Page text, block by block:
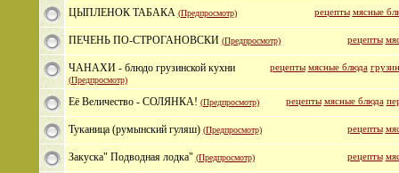
рецепты мясные
ЦЫПЛЕНОК ТАБАКА (Предпросмотр)
рецепты
ПЕЧЕНЬ ПО-СТРОГАНОВСКИ (Предпросмотр)
рецепты мясные блюда
ЧАНАХИ - блюдо грузинской кухни
(Предпросмотр)
рецепты мясные блюда
Её Величество - СОЛЯНКА! (Предпросмотр)
рецепты
Туканица (румынский гуляш) (Предпросмотр)
рецепты
Закуска" Подводная лодка" (Предпросмотр)